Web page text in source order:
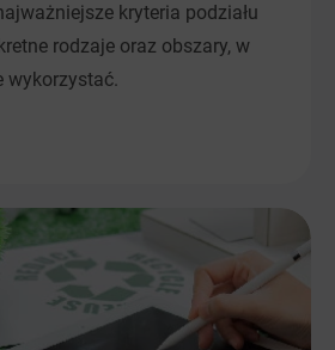
kryteria podziału
rodzaje oraz obszary, w
wykorzystać.